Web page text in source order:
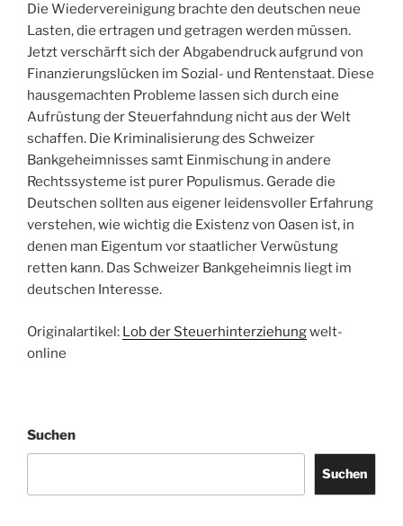
Die Wiedervereinigung brachte den deutschen neue
Lasten, die ertragen und getragen werden müssen.
Jetzt verschärft sich der Abgabendruck aufgrund von
Finanzierungslücken im Sozial- und Rentenstaat. Diese
hausgemachten Probleme lassen sich durch eine
Aufrüstung der Steuerfahndung nicht aus der Welt
schaffen. Die Kriminalisierung des Schweizer
Bankgeheimnisses samt Einmischung in andere
Rechtssysteme ist purer Populismus. Gerade die
Deutschen sollten aus eigener leidensvoller Erfahrung
verstehen, wie wichtig die Existenz von Oasen ist, in
denen man Eigentum vor staatlicher Verwüstung
retten kann. Das Schweizer Bankgeheimnis liegt im
deutschen Interesse.
Originalartikel: Lob der Steuerhinterziehungwelt-
online
Suchen
Suchen